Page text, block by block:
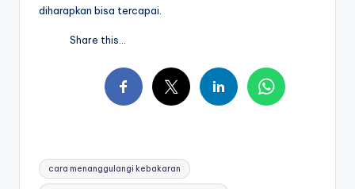
diharapkan bisa tercapai.
Share this...
Tags:
cara menanggulangi kebakaran